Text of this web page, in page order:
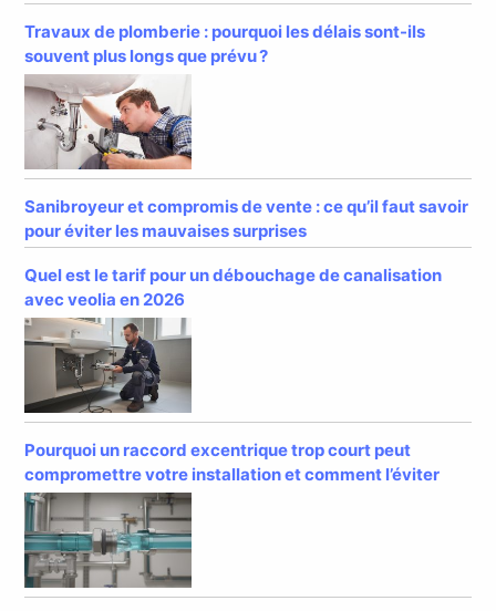
Travaux de plomberie : pourquoi les délais sont-ils
souvent plus longs que prévu ?
Sanibroyeur et compromis de vente : ce qu’il faut savoir
pour éviter les mauvaises surprises
Quel est le tarif pour un débouchage de canalisation
avec veolia en 2026
Pourquoi un raccord excentrique trop court peut
compromettre votre installation et comment l’éviter